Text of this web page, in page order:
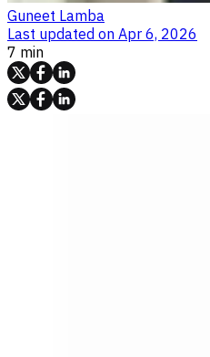
Guneet Lamba
Last updated on Apr 6, 2026
7 min